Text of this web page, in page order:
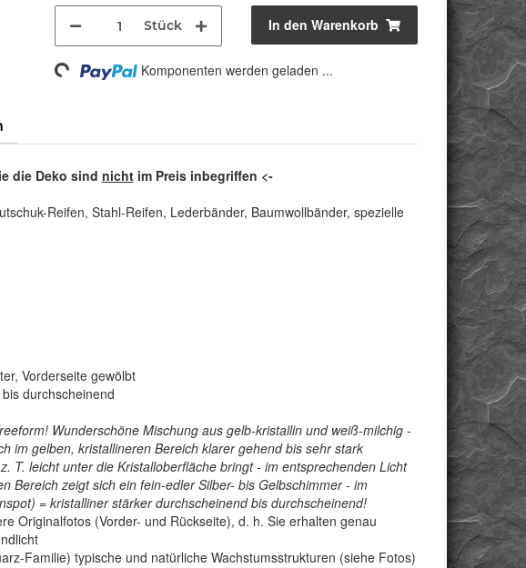
Stück In den Warenkorb
Loading... Komponenten werden geladen ...
die Deko sind nichtim Preis inbegriffen <-
Reifen, Stahl-Reifen, Lederbänder, Baumwollbänder, spezielle
Vorderseite gewölbt
durchscheinend
Wunderschöne Mischung aus gelb-kristallin und weiß-milchig -
im gelben, kristallineren Bereich klarer gehend bis sehr stark
T. leicht unter die Kristalloberfläche bringt - im entsprechenden Licht
Bereich zeigt sich ein fein-edler Silber- bis Gelbschimmer - im
= kristalliner stärker durchscheinend bis durchscheinend!
Originalfotos (Vorder- und Rückseite), d. h. Sie erhalten genau
Familie) typische und natürliche Wachstumsstrukturen (siehe Fotos)